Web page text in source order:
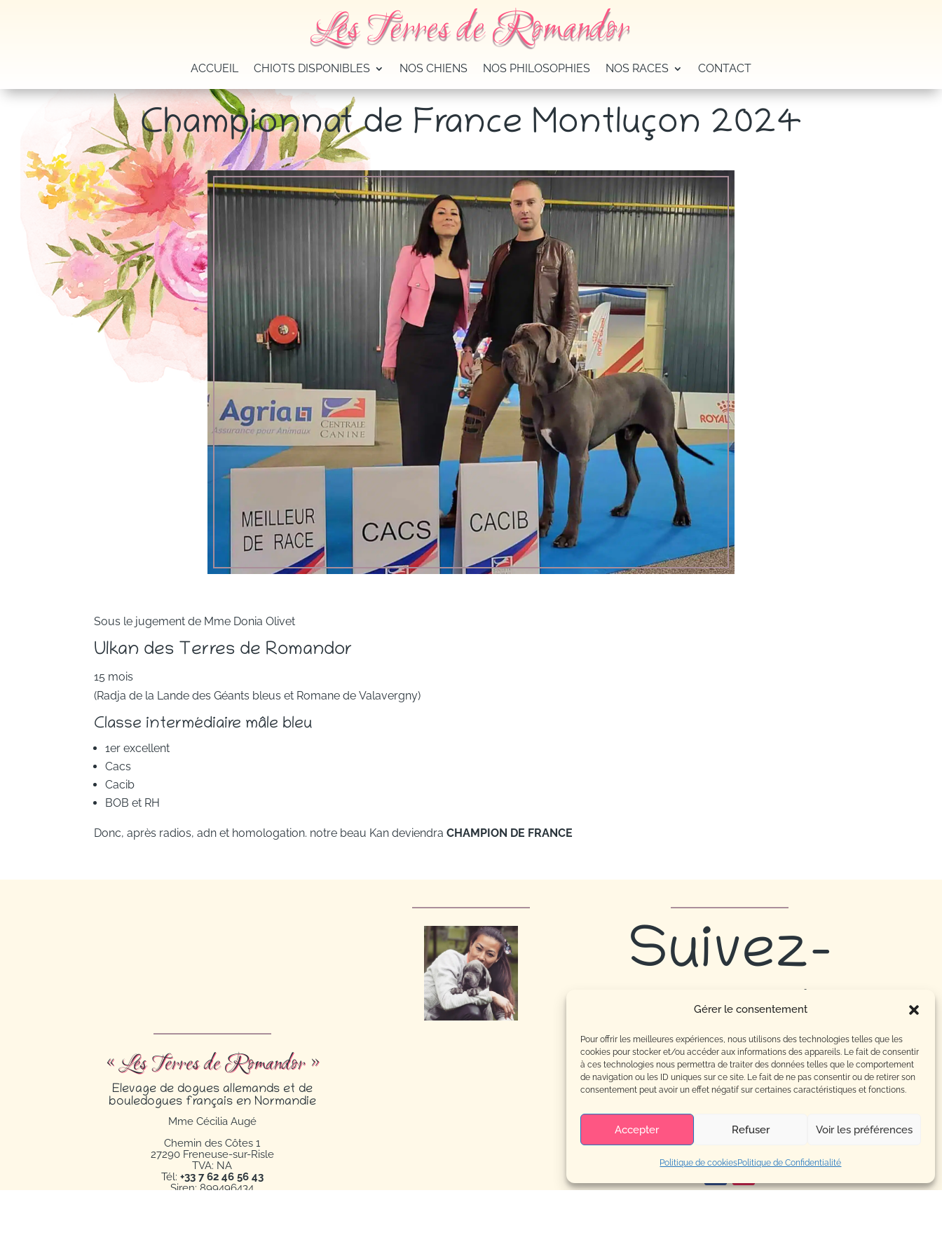
Gérer le consentement
Pour offrir les meilleures expériences, nous utilisons des technologies telles que les
cookies pour stocker et/ou accéder aux informations des appareils. Le fait de consentir
à ces technologies nous permettra de traiter des données telles que le comportement
de navigation ou les ID uniques sur ce site. Le fait de ne pas consentir ou de retirer son
consentement peut avoir un effet négatif sur certaines caractéristiques et fonctions.
Accepter Refuser Voir les préférences
Politique de cookiesPolitique de Confidentialité
Les Terres de Romandor
ACCUEIL CHIOTS DISPONIBLES NOS CHIENS NOS PHILOSOPHIES NOS RACES CONTACT
Championnat de France Montluçon 2024
Sous le jugement de Mme Donia Olivet
Ulkan des Terres de Romandor
15 mois
(Radja de la Lande des Géants bleus et Romane de Valavergny)
Classe intermédiaire mâle bleu
1er excellent
Cacs
Cacib
BOB et RH
Donc, après radios, adn et homologation. notre beau Kan deviendraCHAMPION DE FRANCE
« Les Terres de Romandor »
Elevage de dogues allemands et de
bouledogues français en Normandie
Mme Cécilia Augé
Chemin des Côtes 1
27290 Freneuse-sur-Risle
TVA: NA
Tél: +33 7 62 46 56 43
Siren: 899496434
Suivez-
nous !
Cécilia
Augé